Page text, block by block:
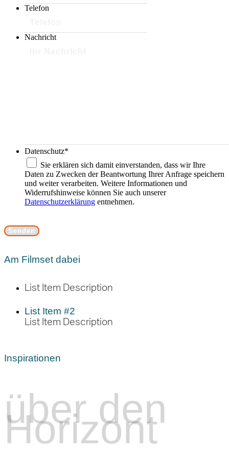
Telefon
Nachricht
Datenschutz*
Sie erklären sich damit einverstanden, dass wir Ihre
Daten zu Zwecken der Beantwortung Ihrer Anfrage speichern
und weiter verarbeiten. Weitere Informationen und
Widerrufshinweise können Sie auch unserer
Datenschutzerklärung entnehmen.
Am Filmset dabei
List Item Description
List Item #2
List Item Description
Inspirationen
über den
Horizont